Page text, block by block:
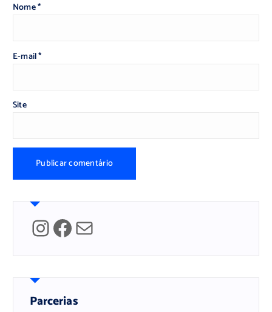
Nome*
E-mail*
Site
InstagramFacebook Mail
Parcerias